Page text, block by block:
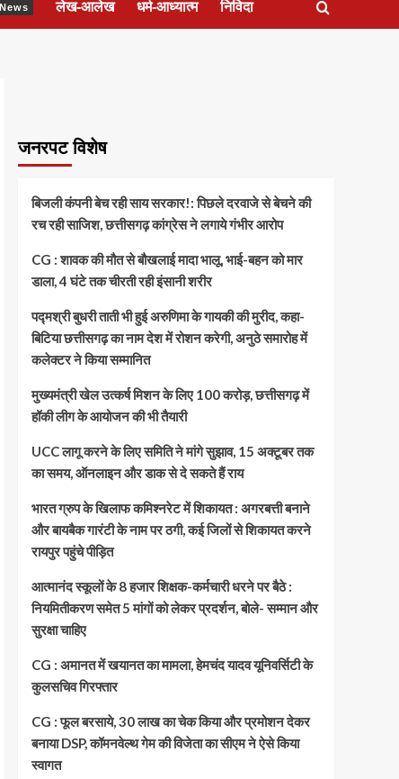
लेख-आलेख धर्म-आध्यात्म निविदा
जनरपट विशेष
बिजली कंपनी बेच रही साय सरकार!: पिछले दरवाजे से बेचने की
रच रही साजिश, छत्तीसगढ़ कांग्रेस ने लगाये गंभीर आरोप
CG : शावक की मौत से बौखलाई मादा भालू, भाई-बहन को मार
डाला, 4 घंटे तक चीरती रही इंसानी शरीर
पद्मश्री बुधरी ताती भी हुई अरुणिमा के गायकी की मुरीद, कहा-
बिटिया छत्तीसगढ़ का नाम देश में रोशन करेगी, अनुठे समारोह में
कलेक्टर ने किया सम्मानित
मुख्यमंत्री खेल उत्कर्ष मिशन के लिए 100 करोड़, छत्तीसगढ़ में
हॉकी लीग के आयोजन की भी तैयारी
UCC लागू करने के लिए समिति ने मांगे सुझाव, 15 अक्टूबर तक
का समय, ऑनलाइन और डाक से दे सकते हैं राय
भारत ग्रुप के खिलाफ कमिश्नरेट में शिकायत : अगरबत्ती बनाने
और बायबैक गारंटी के नाम पर ठगी, कई जिलों से शिकायत करने
रायपुर पहुंचे पीड़ित
आत्मानंद स्कूलों के 8 हजार शिक्षक-कर्मचारी धरने पर बैठे :
नियमितीकरण समेत 5 मांगों को लेकर प्रदर्शन, बोले- सम्मान और
सुरक्षा चाहिए
CG : अमानत में खयानत का मामला, हेमचंद यादव यूनिवर्सिटी के
कुलसचिव गिरफ्तार
CG : फूल बरसाये, 30 लाख का चेक किया और प्रमोशन देकर
बनाया DSP, कॉमनवेल्थ गेम की विजेता का सीएम ने ऐसे किया
स्वागत